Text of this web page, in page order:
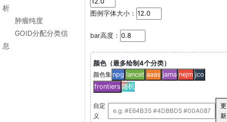
析
肿瘤纯度
GOID分配分类信
息
图例字体大小：
bar高度：
颜色（最多绘制4个分类）
颜色集 npg lancet aaas jama nejm jco
frontiers 随机
自定
义
更
新